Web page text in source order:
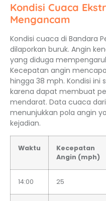
Kondisi Cuaca
Mengancam
Kondisi cuaca di Bandara
dilaporkan buruk. Angin
yang diduga
Kecepatan angin
hingga 38 mph. Kondisi
karena dapat membuat
mendarat. Data cuaca
menunjukkan pola angin
kejadian.
Waktu
Kecepatan
Angin (mph)
14:00 25